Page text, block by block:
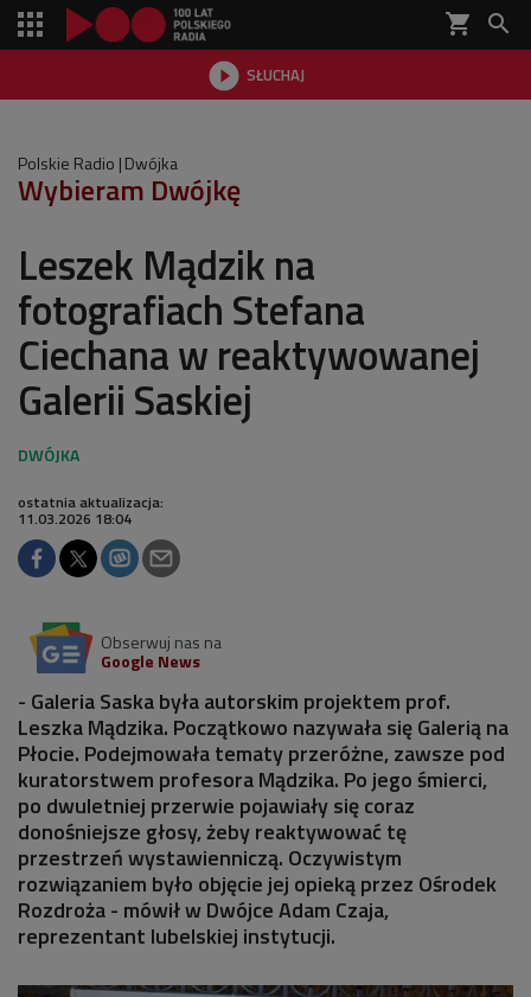
shopping_cart 
 SŁUCHAJ

Polskie Radio Dwójka
Wybieram Dwójkę
Leszek Mądzik na
fotografiach Stefana
Ciechana w reaktywowanej
Galerii Saskiej
ostatnia aktualizacja:
11.03.2026 18:04
Obserwuj nas na
Google News
- Galeria Saska była autorskim projektem prof.
Leszka Mądzika. Początkowo nazywała się Galerią na
Płocie. Podejmowała tematy przeróżne, zawsze pod
kuratorstwem profesora Mądzika. Po jego śmierci,
po dwuletniej przerwie pojawiały się coraz
donośniejsze głosy, żeby reaktywować tę
przestrzeń wystawienniczą. Oczywistym
rozwiązaniem było objęcie jej opieką przez Ośrodek
Rozdroża - mówił w Dwójce Adam Czaja,
reprezentant lubelskiej instytucji.